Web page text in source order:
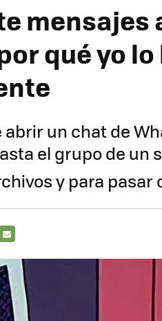
mensajes
qué yo
un chat de
el grupo de un
y para pasar